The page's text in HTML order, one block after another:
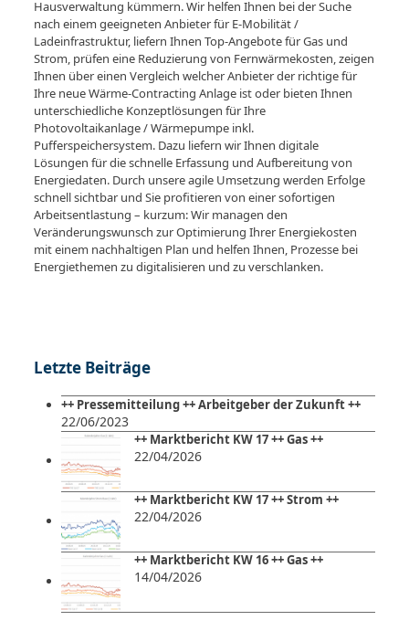
Hausverwaltung kümmern. Wir helfen Ihnen bei der Suche
nach einem geeigneten Anbieter für E-Mobilität /
Ladeinfrastruktur, liefern Ihnen Top-Angebote für Gas und
Strom, prüfen eine Reduzierung von Fernwärmekosten, zeigen
Ihnen über einen Vergleich welcher Anbieter der richtige für
Ihre neue Wärme-Contracting Anlage ist oder bieten Ihnen
unterschiedliche Konzeptlösungen für Ihre
Photovoltaikanlage / Wärmepumpe inkl.
Pufferspeichersystem. Dazu liefern wir Ihnen digitale
Lösungen für die schnelle Erfassung und Aufbereitung von
Energiedaten. Durch unsere agile Umsetzung werden Erfolge
schnell sichtbar und Sie profitieren von einer sofortigen
Arbeitsentlastung – kurzum: Wir managen den
Veränderungswunsch zur Optimierung Ihrer Energiekosten
mit einem nachhaltigen Plan und helfen Ihnen, Prozesse bei
Energiethemen zu digitalisieren und zu verschlanken.
Letzte Beiträge
++ Pressemitteilung ++ Arbeitgeber der Zukunft ++
22/06/2023
++ Marktbericht KW 17 ++ Gas ++
22/04/2026
++ Marktbericht KW 17 ++ Strom ++
22/04/2026
++ Marktbericht KW 16 ++ Gas ++
14/04/2026